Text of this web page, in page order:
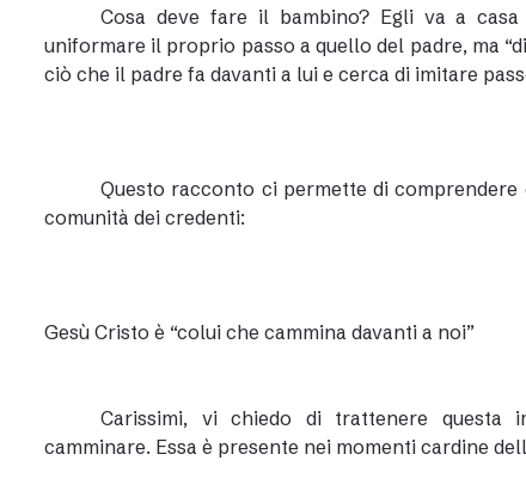
Cosa deve fare il bambino? Egli va a
uniformare il proprio passo a quello del padre, ma
ciò che il padre fa davanti a lui e cerca di imitare
Questo racconto ci permette di
comunità dei credenti:
Gesù Cristo è “colui che cammina davanti a noi”
Carissimi, vi chiedo di trattenere questa
camminare. Essa è presente nei momenti cardine